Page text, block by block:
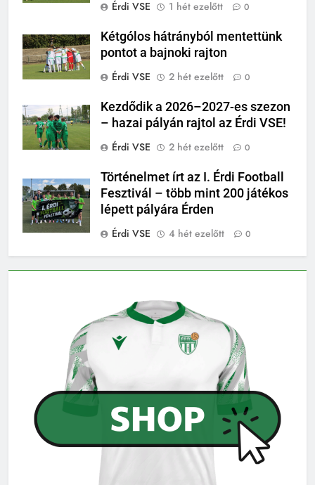
Érdi VSE
1 hét ezelőtt 0
Kétgólos hátrányból mentettünk
pontot a bajnoki rajton
Érdi VSE
2 hét ezelőtt 0
Kezdődik a 2026–2027-es szezon
– hazai pályán rajtol az Érdi VSE!
Érdi VSE
2 hét ezelőtt 0
Történelmet írt az I. Érdi Football
Fesztivál – több mint 200 játékos
lépett pályára Érden
Érdi VSE
4 hét ezelőtt 0